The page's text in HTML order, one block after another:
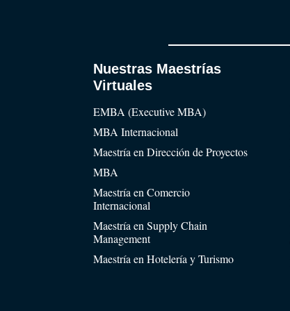
Nuestras Maestrías
Virtuales
EMBA (Executive MBA)
MBA Internacional
Maestría en Dirección de Proyectos
MBA
Maestría en Comercio
Internacional
Maestría en Supply Chain
Management
Maestría en Hotelería y Turismo